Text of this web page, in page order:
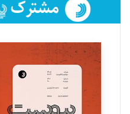
فائزه فتحی رستمی
تحریریه
سروش کرمیان
تحریریه